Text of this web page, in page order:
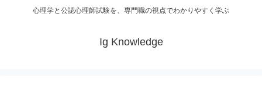
心理学と公認心理師試験を、専門職の視点でわかりやすく学ぶ
Ig Knowledge